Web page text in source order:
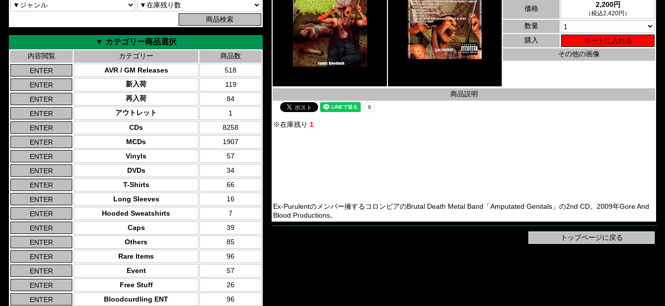
▼ カテゴリー商品選択
内容閲覧 カテゴリー
商品数
AVR / GM Releases
518
新入荷
119
再入荷
84
アウトレット
1
CDs
8258
MCDs
1907
Vinyls
57
DVDs
34
T-Shirts
66
Long Sleeves
16
Hooded Sweatshirts
7
Caps
39
Others
85
Rare Items
96
Event
57
Free Stuff
26
Bloodcurdling ENT
96
価格 2,200円
（税込2,420円）
数量
購入
その他の画像
商品説明
※在庫残り 1
Ex-Purulentのメンバー擁するコロンビアのBrutal Death Metal Band「Amputated Genitals」の2nd CD。2009年Gore And
Blood Productions。